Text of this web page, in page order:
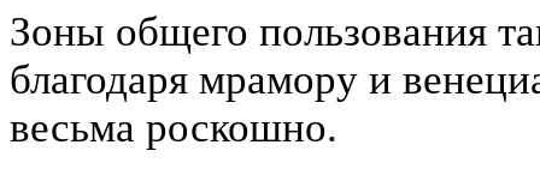
Зоны общего пользования
благодаря мрамору и
весьма роскошно.